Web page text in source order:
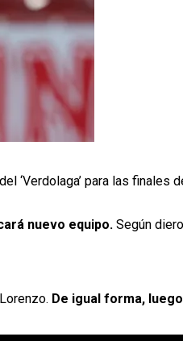
‘Verdolaga’ para las finales
nuevo equipo. Según
De igual forma,